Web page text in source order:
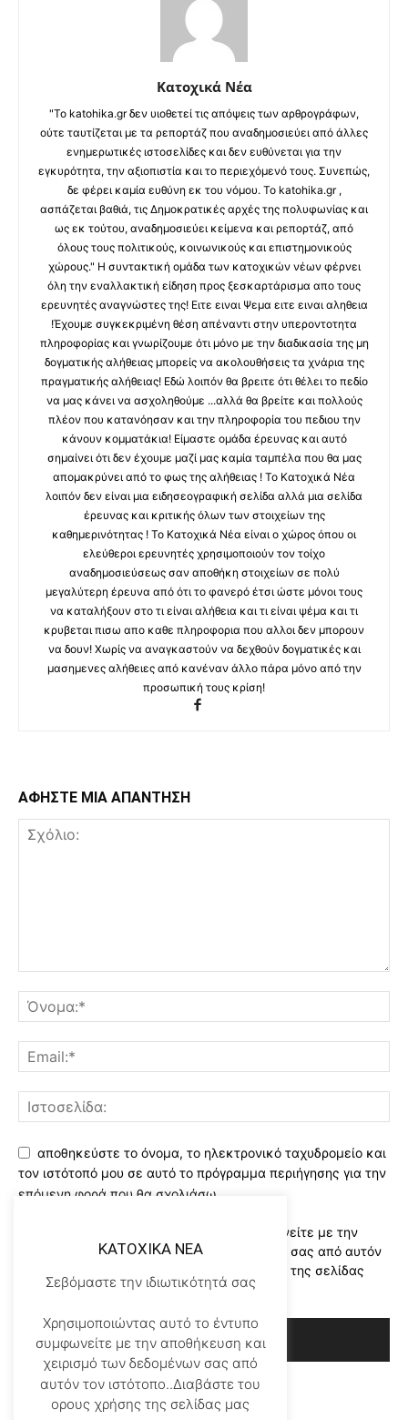
Κατοχικά Νέα
"Το katohika.gr δεν υιοθετεί τις απόψεις των αρθρογράφων,
ούτε ταυτίζεται με τα ρεπορτάζ που αναδημοσιεύει από άλλες
ενημερωτικές ιστοσελίδες και δεν ευθύνεται για την
εγκυρότητα, την αξιοπιστία και το περιεχόμενό τους. Συνεπώς,
δε φέρει καμία ευθύνη εκ του νόμου. Το katohika.gr ,
ασπάζεται βαθιά, τις Δημοκρατικές αρχές της πολυφωνίας και
ως εκ τούτου, αναδημοσιεύει κείμενα και ρεπορτάζ, από
όλους τους πολιτικούς, κοινωνικούς και επιστημονικούς
χώρους." Η συντακτική ομάδα των κατοχικών νέων φέρνει
όλη την εναλλακτική είδηση προς ξεσκαρτάρισμα απο τους
ερευνητές αναγνώστες της! Ειτε ειναι Ψεμα ειτε ειναι αληθεια
!Έχουμε συγκεκριμένη θέση απέναντι στην υπεροντοτητα
πληροφορίας και γνωρίζουμε ότι μόνο με την διαδικασία της μη
δογματικής αλήθειας μπορείς να ακολουθήσεις τα χνάρια της
πραγματικής αλήθειας! Εδώ λοιπόν θα βρειτε ότι θέλει το πεδίο
να μας κάνει να ασχοληθούμε ...αλλά θα βρείτε και πολλούς
πλέον που κατανόησαν και την πληροφορία του πεδιου την
κάνουν κομματάκια! Είμαστε ομάδα έρευνας και αυτό
σημαίνει ότι δεν έχουμε μαζί μας καμία ταμπέλα που θα μας
απομακρύνει από το φως της αλήθειας ! Το Κατοχικά Νέα
λοιπόν δεν είναι μια ειδησεογραφική σελίδα αλλά μια σελίδα
έρευνας και κριτικής όλων των στοιχείων της
καθημερινότητας ! Το Κατοχικά Νέα είναι ο χώρος όπου οι
ελεύθεροι ερευνητές χρησιμοποιούν τον τοίχο
αναδημοσιεύσεως σαν αποθήκη στοιχείων σε πολύ
μεγαλύτερη έρευνα από ότι το φανερό έτσι ώστε μόνοι τους
να καταλήξουν στο τι είναι αλήθεια και τι είναι ψέμα και τι
κρυβεται πισω απο καθε πληροφορια που αλλοι δεν μπορουν
να δουν! Χωρίς να αναγκαστούν να δεχθούν δογματικές και
μασημενες αλήθειες από κανέναν άλλο πάρα μόνο από την
προσωπική τους κρίση!
ΑΦΗΣΤΕ ΜΙΑ ΑΠΑΝΤΗΣΗ
αποθηκεύστε το όνομα, το ηλεκτρονικό ταχυδρομείο και
τον ιστότοπό μου σε αυτό το πρόγραμμα περιήγησης για την
επόμενη φορά που θα σχολιάσω.
Χρησιμοποιώντας αυτό το έντυπο συμφωνείτε με την
αποθήκευση και χειρισμό των δεδομένων σας από αυτόν
τον ιστότοπο..Διαβάστε του ορους χρήσης της σελίδας
μας*
KATOXIKA NEA
Σεβόμαστε την ιδιωτικότητά σας
Χρησιμοποιώντας αυτό το έντυπο
συμφωνείτε με την αποθήκευση και
χειρισμό των δεδομένων σας από
αυτόν τον ιστότοπο..Διαβάστε του
ορους χρήσης της σελίδας μας